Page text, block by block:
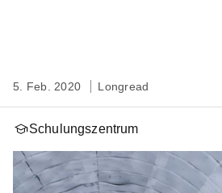
5. Feb. 2020 Longread
Schulungszentrum